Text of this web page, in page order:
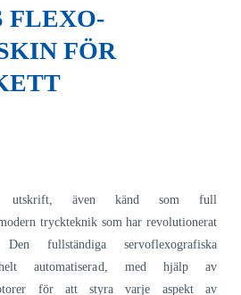
FLEXO-
FÖR
utskrift, även känd som full
tryckteknik som har revolutionerat
Den fullständiga servoflexografiska
automatiserad, med hjälp av
för att styra varje aspekt av